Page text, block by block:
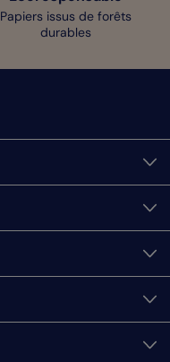
Papiers issus de forêts
durables